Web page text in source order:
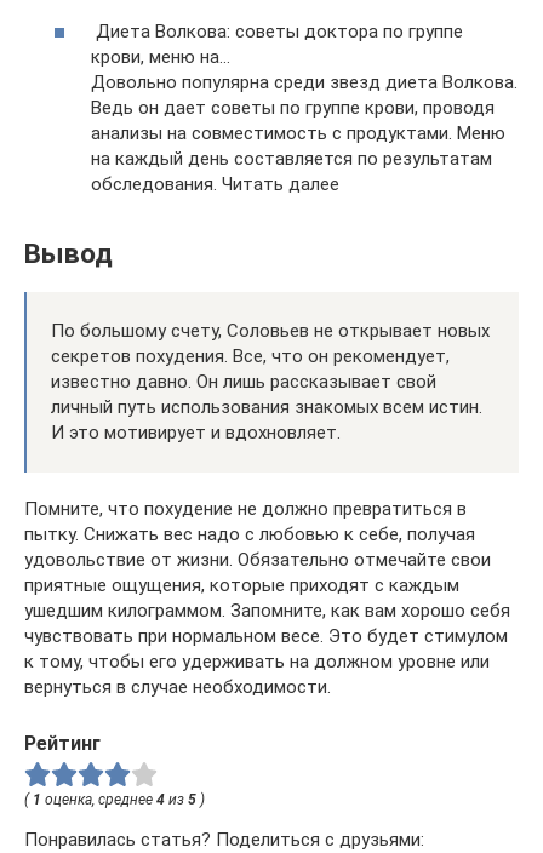
Диета Волкова: советы доктора по группе
крови, меню на…
Довольно популярна среди звезд диета Волкова.
Ведь он дает советы по группе крови, проводя
анализы на совместимость с продуктами. Меню
на каждый день составляется по результатам
обследования. Читать далее
Вывод
По большому счету, Соловьев не открывает новых
секретов похудения. Все, что он рекомендует,
известно давно. Он лишь рассказывает свой
личный путь использования знакомых всем истин.
И это мотивирует и вдохновляет.
Помните, что похудение не должно превратиться в
пытку. Снижать вес надо с любовью к себе, получая
удовольствие от жизни. Обязательно отмечайте свои
приятные ощущения, которые приходят с каждым
ушедшим килограммом. Запомните, как вам хорошо себя
чувствовать при нормальном весе. Это будет стимулом
к тому, чтобы его удерживать на должном уровне или
вернуться в случае необходимости.
Рейтинг
( 1 оценка, среднее 4 из 5 )
Понравилась статья? Поделиться с друзьями: